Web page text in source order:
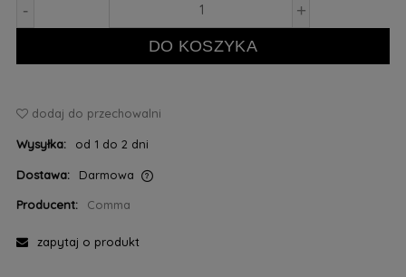
- +
DO KOSZYKA
dodaj do przechowalni
Wysyłka: od 1 do 2 dni
Dostawa:
Darmowa
Producent:
Comma
zapytaj o produkt